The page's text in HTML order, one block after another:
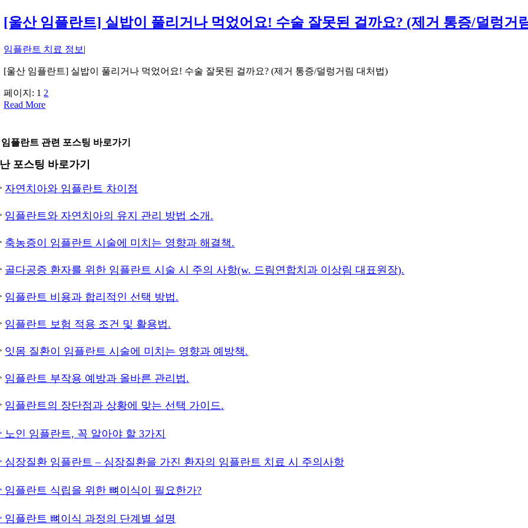
[울산 임플란트] 실밥이 풀리거나 먹었어요! 수술 잘못된 걸까요? (제거 통증/덜렁거
임플란트 치료 정보 |
[울산 임플란트] 실밥이 풀리거나 먹었어요! 수술 잘못된 걸까요? (제거 통증/덜렁거림 대처법)
페이지: 1 2
Read More
플란트 관련 포스팅 바로가기
포스팅 바로가기
자연치아와 임플란트 차이점
임플란트와 자연치아의 유지 관리 방법 소개.
축농증이 임플란트 시술에 미치는 영향과 해결책.
골다공증 환자를 위한 임플란트 시술 시 주의 사항(w. 드림연합치과 이상림 대표원장).
임플란트 비용과 합리적인 선택 방법.
임플란트 보험 적용 조건 및 활용법.
잇몸 질환이 임플란트 시술에 미치는 영향과 예방책.
임플란트 부작용 예방과 올바른 관리법.
임플란트의 장단점과 상황에 맞는 선택 가이드.
노인 임플란트, 꼭 알아야 할 3가지
심장질환 임플란트 – 심장질환을 가진 환자의 임플란트 치료 시 주의사항
임플란트 식립을 위한 뼈이식이 필요한가?
임플란트 뼈이식 과정의 단계별 설명